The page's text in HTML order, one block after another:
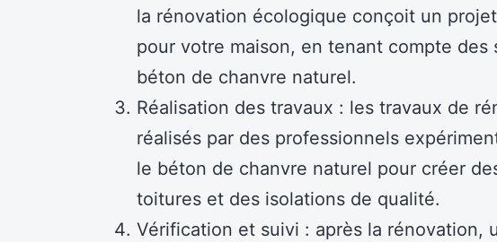
la rénovation écologique conçoit un
pour votre maison, en tenant compte des
béton de chanvre naturel.
Réalisation des travaux : les travaux de
réalisés par des professionnels
le béton de chanvre naturel pour créer
toitures et des isolations de qualité.
Vérification et suivi : après la rénovation,